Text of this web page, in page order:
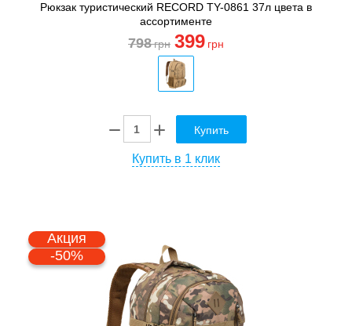
Рюкзак туристический RECORD TY-0861 37л цвета в
ассортименте
798грн 399 грн
Купить
Купить в 1 клик
Акция
-50%